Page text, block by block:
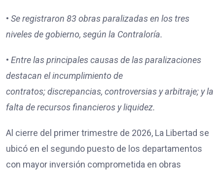
• Se registraron 83 obras paralizadas en los tres
niveles de gobierno, según la Contraloría.
• Entre las principales causas de las paralizaciones
destacan el incumplimiento de
contratos;discrepancias, controversias y arbitraje; yla
falta de recursos financieros y liquidez.
Al cierre del primer trimestre de 2026, La Libertad se
ubicó en el segundo puesto de los departamentos
con mayor inversión comprometida en obras